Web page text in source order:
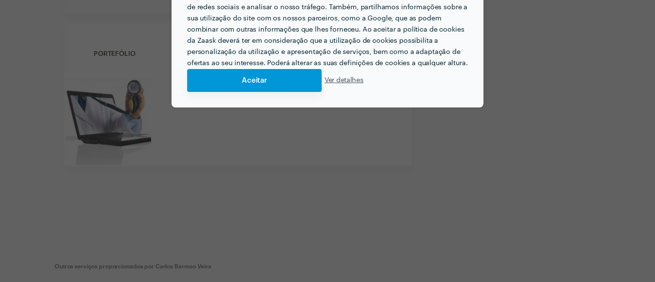
de redes sociais e analisar o nosso tráfego. Também, partilhamos informações sobre a
sua utilização do site com os nossos parceiros, como a Google, que as podem
combinar com outras informações que lhes forneceu. Ao aceitar a política de cookies
da Zaask deverá ter em consideração que a utilização de cookies possibilita a
personalização da utilização e apresentação de serviços, bem como a adaptação de
ofertas ao seu interesse. Poderá alterar as suas definições de cookies a qualquer altura.
Aceitar Ver detalhes
PORTEFÓLIO
Outros serviços proporcionados por Carlos Barroso Veira